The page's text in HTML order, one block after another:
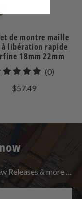
de montre maille
à libération rapide
18mm 22mm
(0)
$57.49
Releases & more …